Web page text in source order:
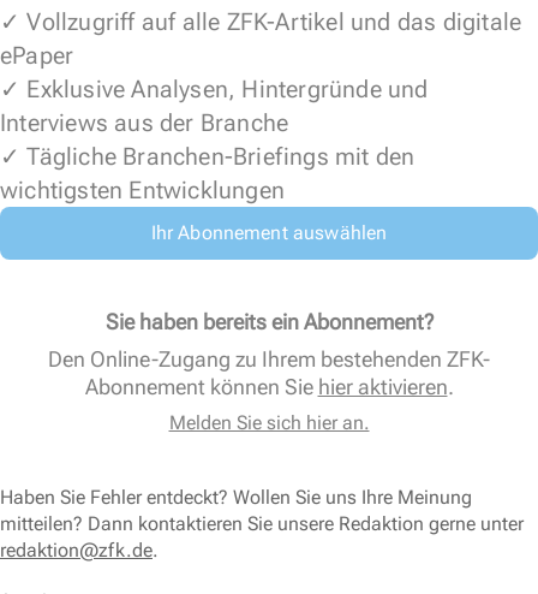
✓ Vollzugriff auf alle ZFK-Artikel und das digitale
ePaper
✓ Exklusive Analysen, Hintergründe und
Interviews aus der Branche
✓ Tägliche Branchen-Briefings mit den
wichtigsten Entwicklungen
Ihr Abonnement auswählen
Sie haben bereits ein Abonnement?
Den Online-Zugang zu Ihrem bestehenden ZFK-
Abonnement können Sie hier aktivieren.
Melden Sie sich hier an.
Haben Sie Fehler entdeckt? Wollen Sie uns Ihre Meinung
mitteilen? Dann kontaktieren Sie unsere Redaktion gerne unter
redaktion@zfk.de.